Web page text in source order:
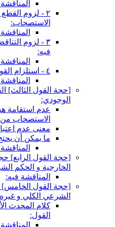
المناقشة
٢ - لزوم القطع
الاستصحاب:
المناقشة
٣ - لزوم
فيه:
المناقشة
٤ - استلزام القول بالحجية ترجيح بينة النافي:
المناقشة
[حجة القول الثالث‏]
الوجودي:
عدم استقامة هذا
الاستصحاب من
معنى عدم
ما يمكن أن يحتج
المناقشة
[حجة القول الرابع‏] حجة
الخارجية و الحكم
المناقشة فيه:
[حجة القول الخامس‏]
الشرعي الكلي و غيره:
كلام المحدث
القول:
المناقشة